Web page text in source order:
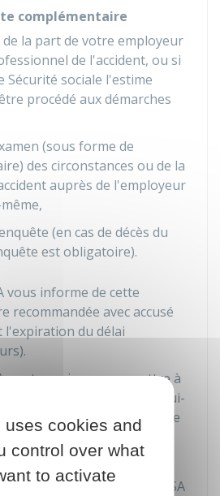
complémentaire
de la part de votre employeur
de l'accident, ou si
Sécurité sociale l'estime
procédé aux démarches
(sous forme de
des circonstances ou de la
auprès de l'employeur
(en cas de décès du
est obligatoire).
vous informe de cette
recommandée avec accusé
l'expiration du délai
peut aussi vous soumettre à
un médecin conseil. Celui-
s'assurer que votre arrêt de
ou de la MSA
de la CPAM ou de la MSA
uses cookies and
control over what
to activate